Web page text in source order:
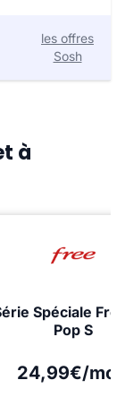
les offres
Sosh
à
Spéciale
Pop S
24,99€/